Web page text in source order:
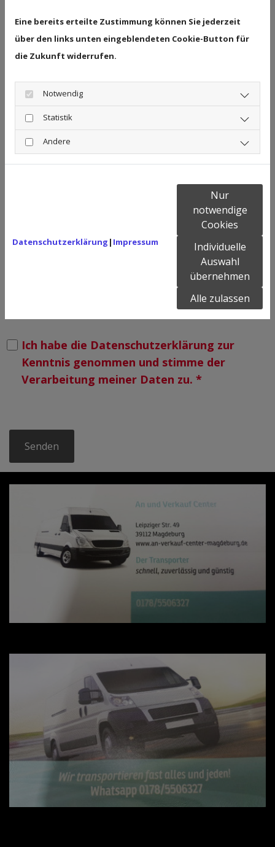
Formular oder einfach per WhatsApp
unter 0178 - 550 63 27
Ich habe die Datenschutzerklärung zur
Kenntnis genommen und stimme der
Verarbeitung meiner Daten zu. *
Eine bereits erteilte Zustimmung können Sie jederzeit
über den links unten eingeblendeten Cookie-Button für
die Zukunft widerrufen.
Notwendig
Statistik
Andere
Datenschutzerklärung | Impressum
Nur
notwendige
Cookies
Individuelle
Auswahl
übernehmen
Alle zulassen